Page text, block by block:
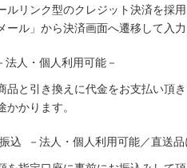
ルリンク型のクレジット決済を採
ール」から決済画面へ遷移して入
人・個人利用可能－
品と引き換えに代金をお支払い頂
かかります。
込 －法人・個人利用可能／直送品